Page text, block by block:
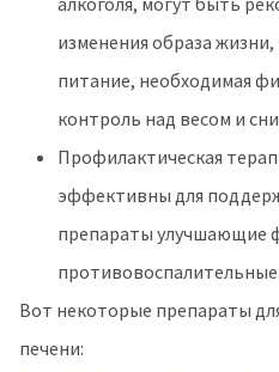
изменения образа
питание, необходимая
контроль над весом и
Профилактическая
эффективны для
препараты улучшающие
Вот некоторые препараты
печени: